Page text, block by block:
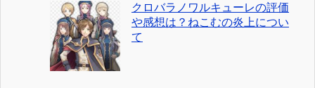
クロバラノワルキューレの評価
や感想は？ねこむの炎上につい
て